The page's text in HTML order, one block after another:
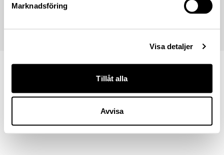
Marknadsföring
Visa detaljer
Tillåt alla
Avvisa